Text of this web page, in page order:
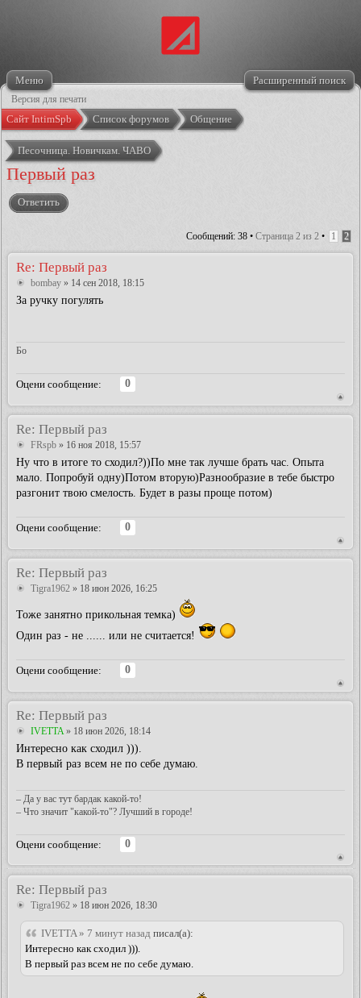
Меню Расширенный поиск
Версия для печати
Сайт IntimSpb Список форумов Общение
Песочница. Новичкам. ЧАВО
Первый раз
Ответить
Сообщений: 38 • Страница 2 из 2 • 1 2
Re: Первый раз
bombay » 14 сен 2018, 18:15
За ручку погулять
Бо
Оцени сообщение:
0
Re: Первый раз
FRspb » 16 ноя 2018, 15:57
Ну что в итоге то сходил?))По мне так лучше брать час. Опыта
мало. Попробуй одну)Потом вторую)Разнообразие в тебе быстро
разгонит твою смелость. Будет в разы проще потом)
Оцени сообщение:
0
Re: Первый раз
Tigra1962 » 18 июн 2026, 16:25
Тоже занятно прикольная темка)
Один раз - не ...... или не считается!
Оцени сообщение:
0
Re: Первый раз
IVETTA » 18 июн 2026, 18:14
Интересно как сходил ))).
В первый раз всем не по себе думаю.
– Да у вас тут бардак какой-то!
– Что значит "какой-то"? Лучший в городе!
Оцени сообщение:
0
Re: Первый раз
Tigra1962 » 18 июн 2026, 18:30
IVETTA » 7 минут назад писал(а):
Интересно как сходил ))).
В первый раз всем не по себе думаю.